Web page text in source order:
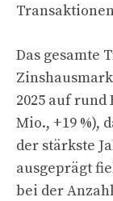
Das gesamte
2025 auf rund
Mio., +19 %),
der stärkste
ausgeprägt
bei der